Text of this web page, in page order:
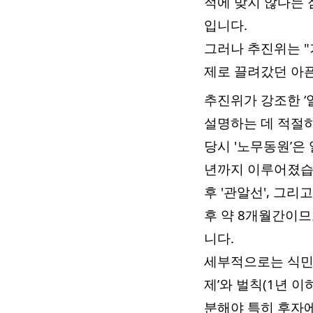
입니다.
그러나 추진위는
제로 끌려갔던 아
추진위가 강조한
설명하는 데 적절
당시 '노무동원’
년까지 이루어졌
후 '관알선', 그리
후 약 8개월간이
니다.
세부적으로는 식
제’와 벌칙(1년 이
분해야 특히 후자